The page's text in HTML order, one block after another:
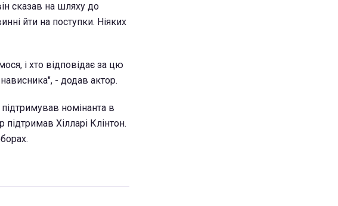
сказав на шляху до
йти на поступки. Ніяких
і хто відповідає за цю
- додав актор.
номінанта в
Хілларі Клінтон.